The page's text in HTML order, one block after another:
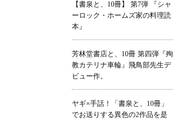
【書泉と、10冊】 第7弾 『シャ
ーロック・ホームズ家の料理読
本』
芳林堂書店と、10冊 第四弾『殉
教カテリナ車輪』飛鳥部先生デ
ビュー作。
ヤギ×手話！「書泉と、10冊」
でお送りする異色の2作品を是